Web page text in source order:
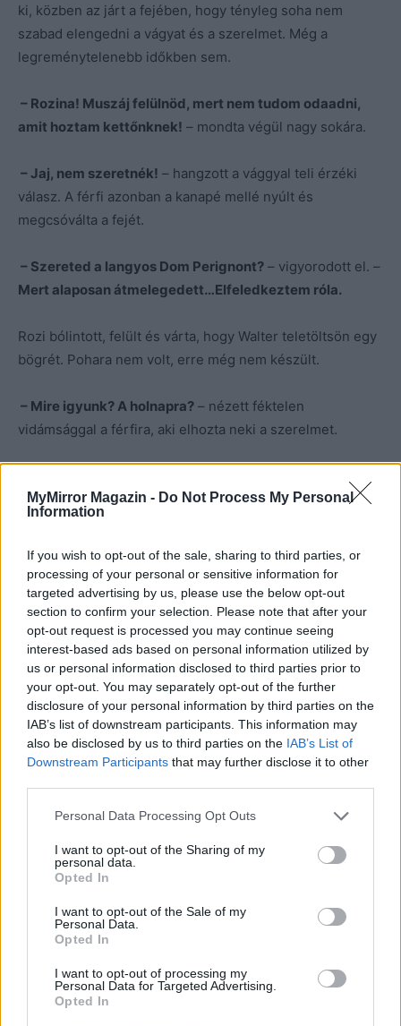
MyMirror Magazin - Do Not Process My Personal
Information
If you wish to opt-out of the sale, sharing to third parties, or
processing of your personal or sensitive information for
targeted advertising by us, please use the below opt-out
section to confirm your selection. Please note that after your
opt-out request is processed you may continue seeing
interest-based ads based on personal information utilized by
us or personal information disclosed to third parties prior to
your opt-out. You may separately opt-out of the further
disclosure of your personal information by third parties on the
IAB’s list of downstream participants. This information may
also be disclosed by us to third parties on the IAB’s List of
Downstream Participants that may further disclose it to other
Personal Data Processing Opt Outs
I want to opt-out of the Sharing of my
personal data.
Opted In
I want to opt-out of the Sale of my
Personal Data.
Opted In
I want to opt-out of processing my
Personal Data for Targeted Advertising.
Opted In
ki, közben az járt a fejében, hogy tényleg soha nem
szabad elengedni a vágyat és a szerelmet. Még a
legreménytelenebb időkben sem.
– Rozina! Muszáj felülnöd, mert nem tudom odaadni,
amit hoztam kettőnknek! – mondta végül nagy sokára.
– Jaj, nem szeretnék! – hangzott a vággyal teli érzéki
válasz. A férfi azonban a kanapé mellé nyúlt és
megcsóválta a fejét.
– Szereted a langyos Dom Perignont? – vigyorodott el. –
Mert alaposan átmelegedett…Elfeledkeztem róla.
Rozi bólintott, felült és várta, hogy Walter teletöltsön egy
bögrét. Pohara nem volt, erre még nem készült.
– Mire igyunk? A holnapra? – nézett féktelen
vidámsággal a férfira, aki elhozta neki a szerelmet.
hogy a váratlan lendülettől pár csepp pezsgő az ingére
cseppent. Zita, ha látta volna az egészet, csak annyit
szerencsére nem szólhatott semmit.
– Szóval a lányodnak nem dobjuk fel a kedvét?–
kérdezte hosszú percek múlva a férfi.
– Nem is tudom. Inkább legyen meglepetés neki a
holnapi nap!– kacsintott Rozi, bár nem volt benne biztos,
hogy ezért legkisebb lánya nem öli-e meg a könyvesbolt
megnyitóján. Ám az öröm ritkán szokott haragot szülni,
megmondani, de végül a sok lehetetlen név közül ez
tetszett a legjobban neki, Sofinak és Walternak is.
Kép forrása: Pinterest